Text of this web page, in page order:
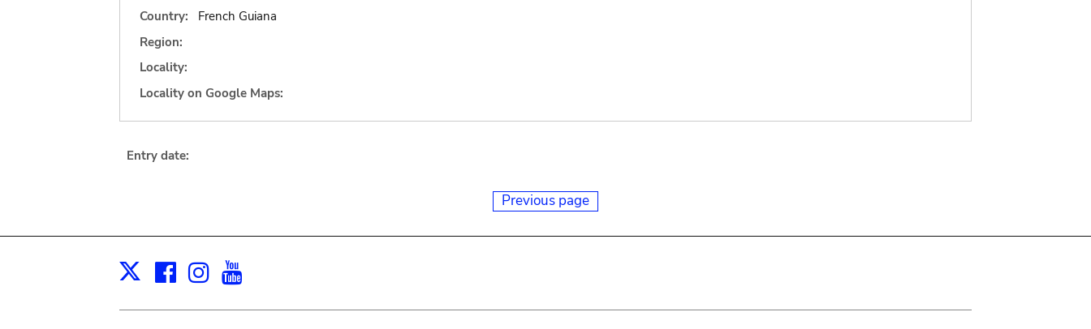
Country:
French Guiana
Region:
Locality:
Locality on Google Maps:
Entry date:
Previous page
X Facebook
Instagram